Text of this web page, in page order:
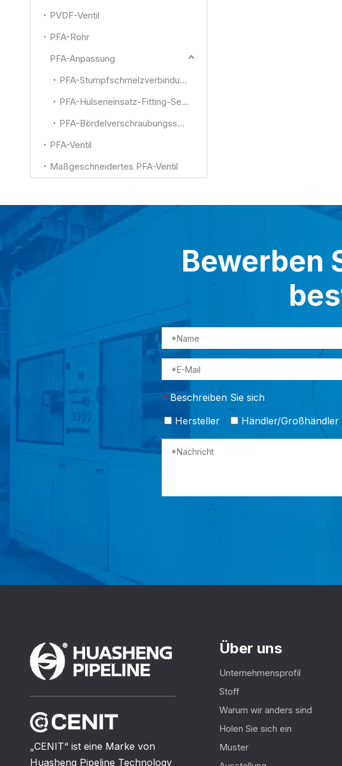
PVDF-Ventil
PFA-Rohr
PFA-Anpassung
PFA-Stumpfschmelzverbindung und andere
PFA-Hülseneinsatz-Fitting-Serie
PFA-Bördelverschraubungsserie
PFA-Ventil
Maßgeschneidertes PFA-Ventil
Bewerben
* Beschreiben Sie sich
Hersteller
Händler/Großhändler
„CENIT“ ist eine Marke von
Huasheng Pipeline Technology
Über uns
Unternehmensprofil
Stoff
Warum wir anders sind
Holen Sie sich ein
Muster